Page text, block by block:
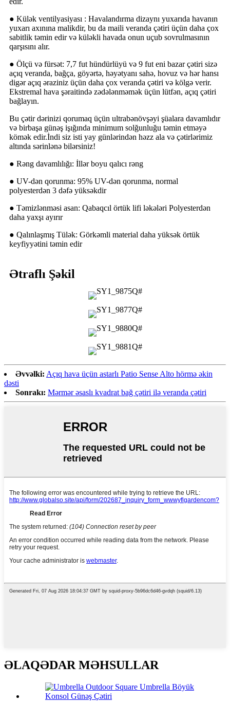
● Külək ventilyasiyası : Havalandırma dizaynı yuxarıda havanın
yuxarı axınına malikdir, bu da maili veranda çətiri üçün daha çox
sabitlik təmin edir və küləkli havada onun uçub sovrulmasının
qarşısını alır.
● Ölçü və fürsət: 7,7 fut hündürlüyü və 9 fut eni bazar çətiri sizə
açıq veranda, bağça, göyərtə, həyətyanı sahə, hovuz və hər hansı
digər açıq əraziniz üçün daha çox veranda çətiri və kölgə verir.
Ekstremal hava şəraitində zədələnməmək üçün lütfən, açıq çətiri
bağlayın.
Bu çətir dərinizi qorumaq üçün ultrabənövşəyi şüalara davamlıdır
və birbaşa günəş işığında minimum solğunluğu təmin etməyə
kömək edir.İndi siz isti yay günlərindən həzz ala və çətirlərimiz
altında sərinlənə bilərsiniz!
● Rəng davamlılığı: İllər boyu qalıcı rəng
● UV-dən qorunma: 95% UV-dən qorunma, normal
polyesterdən 3 dəfə yüksəkdir
● Təmizlənməsi asan: Qabaqcıl örtük lifi ləkələri Polyesterdən
daha yaxşı ayırır
● Qalınlaşmış Tülək: Görkəmli material daha yüksək örtük
keyfiyyətini təmin edir
Ətraflı Şəkil
Əvvəlki: Açıq hava üçün astarlı Patio Sense Alto hörmə əkin
dəsti
Sonrakı: Mərmər əsaslı kvadrat bağ çətiri ilə veranda çətiri
ƏLAQƏDAR MƏHSULLAR